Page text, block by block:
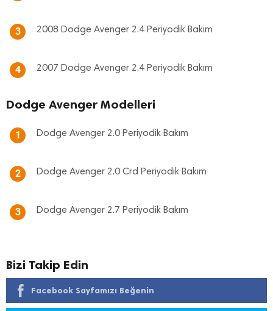
3 2008 Dodge Avenger 2.4 Periyodik Bakım
4 2007 Dodge Avenger 2.4 Periyodik Bakım
Dodge Avenger Modelleri
1 Dodge Avenger 2.0 Periyodik Bakım
2 Dodge Avenger 2.0 Crd Periyodik Bakım
3 Dodge Avenger 2.7 Periyodik Bakım
Bizi Takip Edin
Facebook Sayfamızı Beğenin